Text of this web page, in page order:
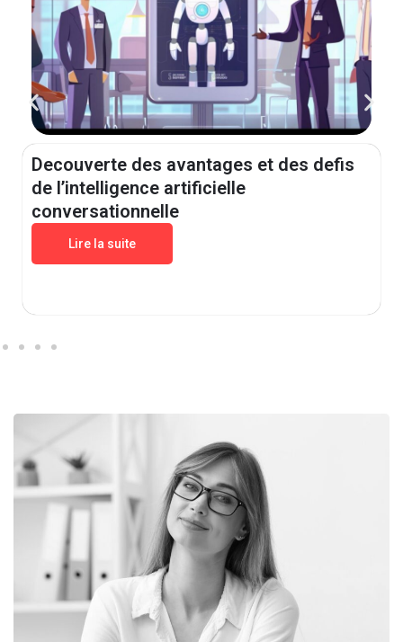
Decouverte des avantages et des defis
de l’intelligence artificielle
conversationnelle
Lire la suite